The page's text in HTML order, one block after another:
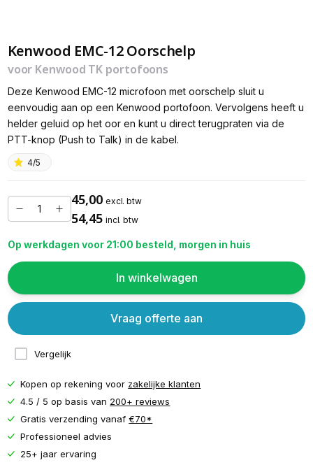
Kenwood EMC-12 Oorschelp
voor Kenwood TK portofoons
Deze Kenwood EMC-12 microfoon met oorschelp sluit u
eenvoudig aan op een Kenwood portofoon. Vervolgens heeft u
helder geluid op het oor en kunt u direct terugpraten via de
PTT-knop (Push to Talk) in de kabel.
4/5
45,00 excl. btw
54,45 incl. btw
Op werkdagen voor 21:00 besteld, morgen in huis
In winkelwagen
Vergelijk
Vraag offerte aan
Kopen op rekening voor zakelijke klanten
4.5 / 5 op basis van 200+ reviews
Gratis verzending vanaf€70*
Professioneel advies
25+ jaar ervaring